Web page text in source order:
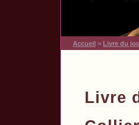
Accueil > Livre du
Livre